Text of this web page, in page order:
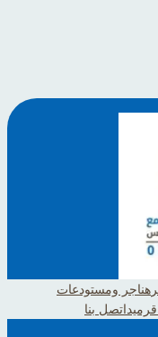
هناجر ومستودعات
اتصل بنا